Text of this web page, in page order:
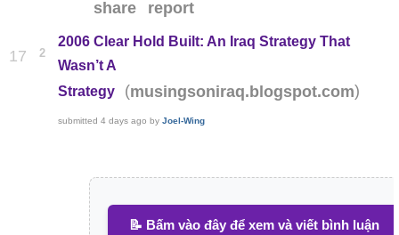
share report
17 2
2006 Clear Hold Built: An Iraq Strategy That
Wasn’t A
Strategy
(musingsoniraq.blogspot.com)
submitted4 days ago byJoel-Wing
📝 Bấm vào đây để xem và viết bình luận